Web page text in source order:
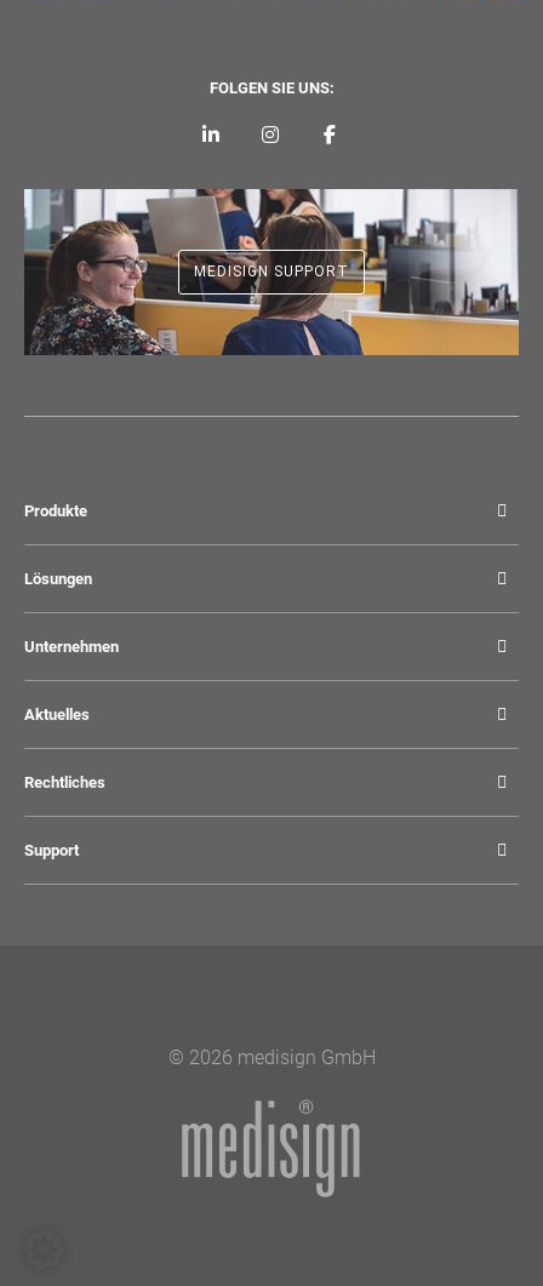
FOLGEN SIE UNS:
MEDISIGN SUPPORT
Produkte
Lösungen
Unternehmen
Aktuelles
Rechtliches
Support
© 2026 medisign GmbH